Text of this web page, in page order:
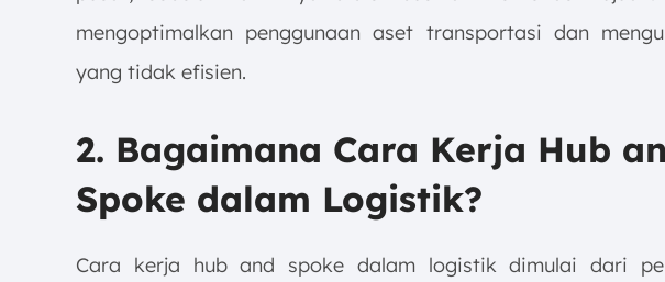
mengoptimalkan penggunaan aset transportasi dan
yang tidak efisien.
2. Bagaimana Cara Kerja Hub
Spoke dalam Logistik?
Cara kerja hub and spoke dalam logistik dimulai dari